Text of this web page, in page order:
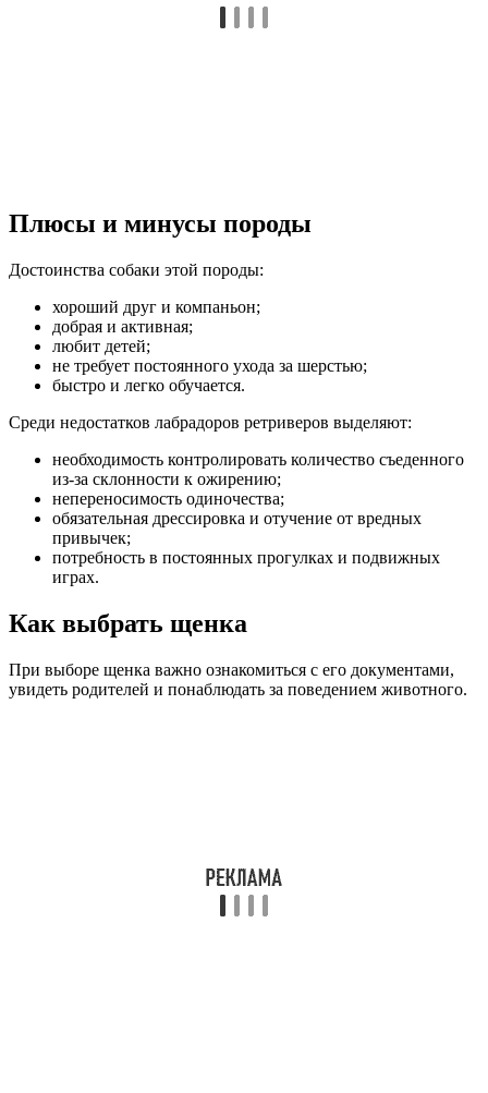
Плюсы и минусы породы
Достоинства собаки этой породы:
хороший друг и компаньон;
добрая и активная;
любит детей;
не требует постоянного ухода за шерстью;
быстро и легко обучается.
Среди недостатков лабрадоров ретриверов выделяют:
необходимость контролировать количество съеденного
из-за склонности к ожирению;
непереносимость одиночества;
обязательная дрессировка и отучение от вредных
привычек;
потребность в постоянных прогулках и подвижных
играх.
Как выбрать щенка
При выборе щенка важно ознакомиться с его документами,
увидеть родителей и понаблюдать за поведением животного.